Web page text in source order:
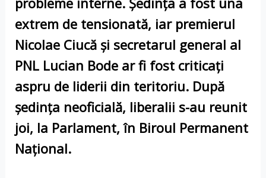
extrem de tensionată, iar premierul
Nicolae Ciucă și secretarul general al
PNL Lucian Bode ar fi fost criticați
aspru de liderii din teritoriu. După
ședința neoficială, liberalii s-au reunit
joi, la Parlament, în Biroul Permanent
Național.